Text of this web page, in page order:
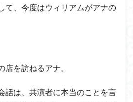
、今度はウィリアムがアナの
店を訪ねるアナ。
話は、共演者に本当のことを言